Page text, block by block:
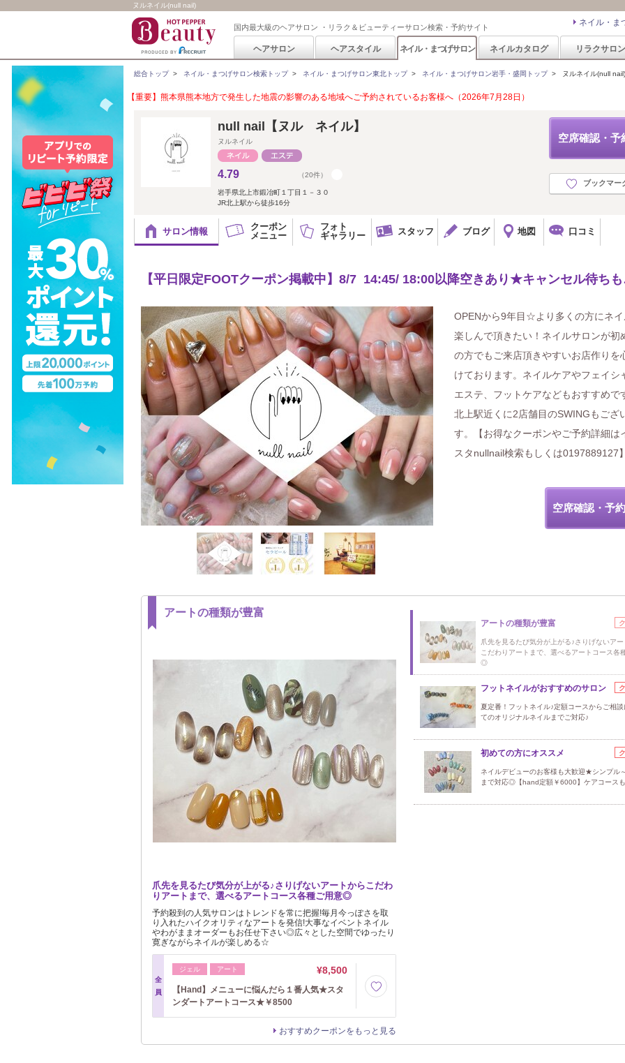
ヌルネイル(null nail)
国内最大級のヘアサロン ・リラク＆ビューティーサロン検索・予約サイト ネイル・ま
ヘアサロン ヘアスタイル ネイル・まつげサロン ネイルカタログ リラクサロン
総合トップ> ネイル・まつげサロン検索トップ> ネイル・まつげサロン東北トップ> ネイル・まつげサロン岩手・盛岡トップ> ヌルネイル(null nail)
【重要】熊本県熊本地方で発生した地震の影響のある地域へご予約されているお客様へ（2026年7月28日）
空席確認・予
ブックマー
null nail【ヌル ネイル】
ヌルネイル
4.79 （20件）
岩手県北上市鍛冶町１丁目１－３０
JR北上駅から徒歩16分
サロン情報
クーポン
メニュー
フォト
ギャラリー
スタッフ ブログ 地図 口コミ
【平日限定FOOTクーポン掲載中】8/7 14:45/ 18:00以降空きあり★キャンセル待ちも
OPENから9年目☆より多くの方にネ
楽しんで頂きたい！ネイルサロンが初
の方でもご来店頂きやすいお店作りを
けております。ネイルケアやフェイシ
エステ、フットケアなどもおすすめで
北上駅近くに2店舗目のSWINGもござ
す。【お得なクーポンやご予約詳細は
スタnullnail検索もしくは0197889127
空席確認・予
アートの種類が豊富
爪先を見るたび気分が上がる♪さりげないアートからこだわ
りアートまで、選べるアートコース各種ご用意◎
予約殺到の人気サロンはトレンドを常に把握!毎月今っぽさを取
り入れたハイクオリティなアートを発信!大事なイベントネイル
やわがままオーダーもお任せ下さい◎広々とした空間でゆったり
寛ぎながらネイルが楽しめる☆
全
員
ジェル アート ¥8,500
【Hand】メニューに悩んだら１番人気★スタ
ンダートアートコース★￥8500
おすすめクーポンをもっと見る
アートの種類が豊富
爪先を見るたび気分が上がる♪さりげないア
こだわりアートまで、選べるアートコース各
◎
フットネイルがおすすめのサロン
夏定番！フットネイル♪定額コースからご相
てのオリジナルネイルまでご対応♪
初めての方にオススメ
ネイルデビューのお客様も大歓迎★シンプル
まで対応◎【hand定額￥6000】ケアコース